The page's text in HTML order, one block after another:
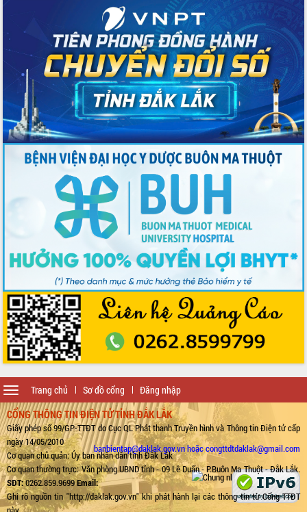
Trang chủ Sơ đồ cổng Đăng nhập
Toggle
navigation
CỔNG THÔNG TIN ĐIỆN TỬ TỈNH ĐẮK LẮK
Giấy phép số 99/GP-TTĐT do Cục QL Phát thanh Truyền hình và Thông tin Điện tử cấp
ngày 14/05/2010
Cơ quan chủ quản: Ủy ban nhân dân tỉnh Đắk Lắk
Cơ quan thường trực: Văn phòng UBND tỉnh - 09 Lê Duẩn - P.Buôn Ma Thuột - Đắk Lắk.
SĐT:0262.859.9699Email:
banbientap@daklak.gov.vn hoặc congttdtdaklak@gmail.com
Ghi rõ nguồn tin "http://daklak.gov.vn" khi phát hành lại các thông tin từ Cổng TTĐT